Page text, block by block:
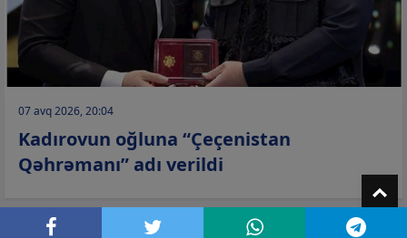
07 avq 2026, 20:04
Kadırovun oğluna “Çeçenistan
Qəhrəmanı” adı verildi